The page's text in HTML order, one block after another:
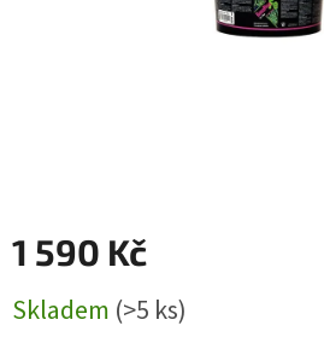
1 590 Kč
cena:
Skladem (>5 ks)